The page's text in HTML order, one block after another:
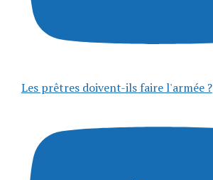
Les prêtres doivent-ils faire l'armée ?